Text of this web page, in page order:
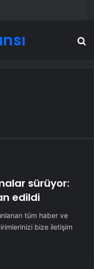
sürüyor:
edildi
tüm haber ve
bize iletişim